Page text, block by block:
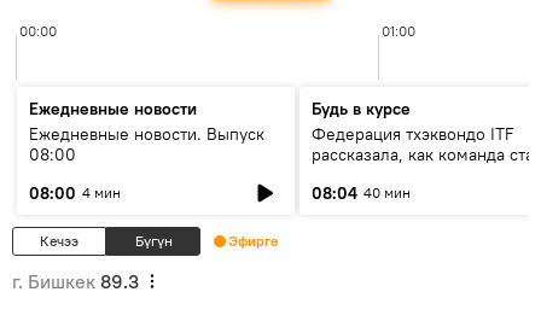
00:00 01:00
Ежедневные новости
Ежедневные новости. Выпуск
08:00
08:00 4 мин
Будь в курсе
Федерация тхэквондо ITF
рассказала, как команда
08:04 40 мин
Кечээ Бүгүн Эфирге
г. Бишкек 89.3